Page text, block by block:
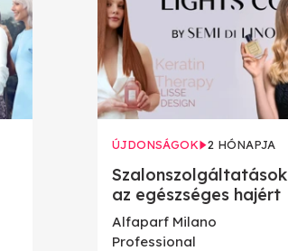
ÚJDONSÁGOK 2 HÓNAPJA
Szalonszolgáltatások
az egészséges hajért
Alfaparf Milano
Professional